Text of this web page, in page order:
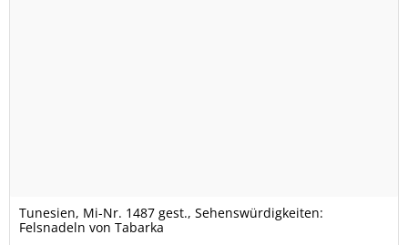
Tunesien, Mi-Nr. 1487 gest., Sehenswürdigkeiten:
Felsnadeln von Tabarka